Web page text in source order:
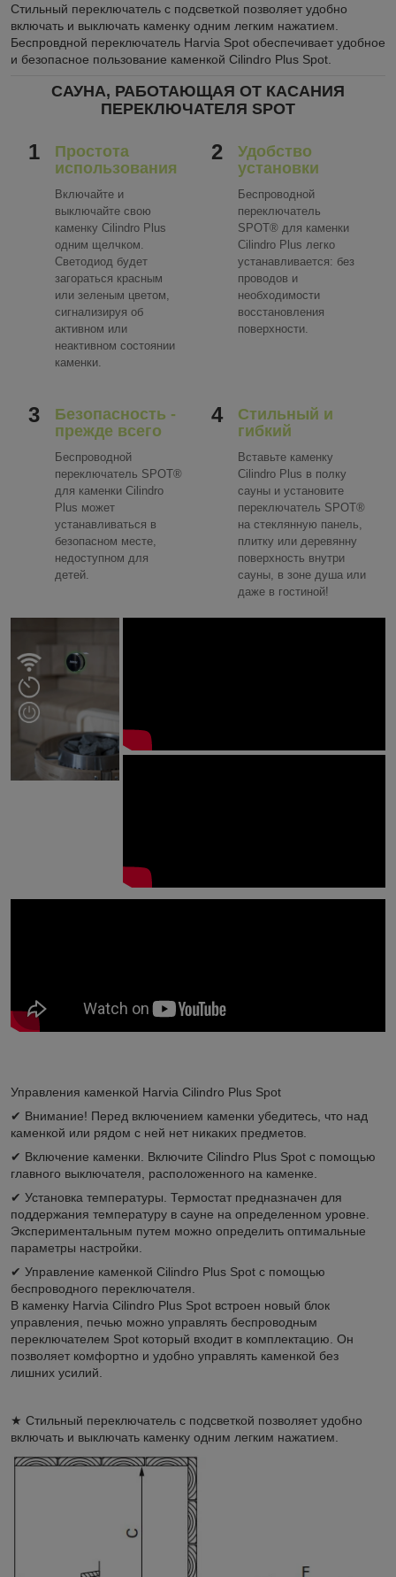
Стильный переключатель с подсветкой позволяет удобно
включать и выключать каменку одним легким нажатием.
Беспровдной переключатель Harvia Spot обеспечивает удобное
и безопасное пользование каменкой Cilindro Plus Spot.
САУНА, РАБОТАЮЩАЯ ОТ КАСАНИЯ
ПЕРЕКЛЮЧАТЕЛЯ SPOT
1
Простота
использования
Включайте и
выключайте свою
каменку Cilindro Plus
одним щелчком.
Светодиод будет
загораться красным
или зеленым цветом,
сигнализируя об
активном или
неактивном состоянии
каменки.
2
Удобство
установки
Беспроводной
переключатель
SPOT® для каменки
Cilindro Plus легко
устанавливается: без
проводов и
необходимости
восстановления
поверхности.
3
Безопасность -
прежде всего
Беспроводной
переключатель SPOT®
для каменки Cilindro
Plus может
устанавливаться в
безопасном месте,
недоступном для
детей.
4
Стильный и
гибкий
Вставьте каменку
Cilindro Plus в полку
сауны и установите
переключатель SPOT®
на стеклянную панель,
плитку или деревянну
поверхность внутри
сауны, в зоне душа или
даже в гостиной!
Управления каменкой Harvia Cilindro Plus Spot
✔ Внимание! Перед включением каменки убедитесь, что над
каменкой или рядом с ней нет никаких предметов.
✔ Включение каменки. Включите Cilindro Plus Spot с помощью
главного выключателя, расположенного на каменке.
✔ Установка температуры. Термостат предназначен для
поддержания температуру в сауне на определенном уровне.
Экспериментальным путем можно определить оптимальные
параметры настройки.
✔ Управление каменкой Cilindro Plus Spot с помощью
беспроводного переключателя.
В каменку Harvia Cilindro Plus Spot встроен новый блок
управления, печью можно управлять беспроводным
переключателем Spot который входит в комплектацию. Он
позволяет комфортно и удобно управлять каменкой без
лишних усилий.
★ Стильный переключатель с подсветкой позволяет удобно
включать и выключать каменку одним легким нажатием.